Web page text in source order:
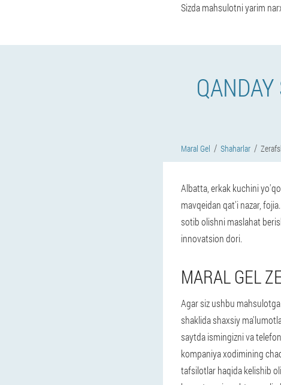
Sizda mahsulotni yarim
Maral Gel Shaharlar
Albatta, erkak kuchini
mavqeidan qat'i nazar,
sotib olishni maslahat
innovatsion dori.
MARAL GEL
Agar siz ushbu
shaklida shaxsiy
saytda ismingizni va
kompaniya xodimining
tafsilotlar haqida kelishib